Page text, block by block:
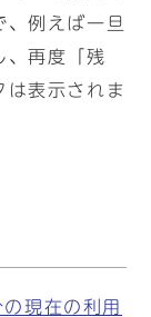
、例えば一旦
、再度「残
は表示されま
現在の利用